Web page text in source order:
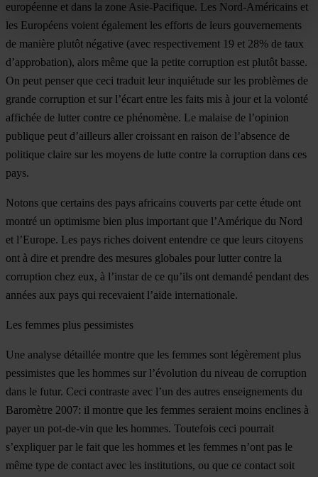
européenne et dans la zone Asie-Pacifique. Les Nord-Américains et
les Européens voient également les efforts de leurs gouvernements
de manière plutôt négative (avec respectivement 19 et 28% de taux
d’approbation), alors même que la petite corruption est plutôt basse.
On peut penser que ceci traduit leur inquiétude sur les problèmes de
grande corruption et sur l’écart entre les faits mis à jour et la volonté
affichée de lutter contre ce phénomène. Le malaise de l’opinion
publique peut d’ailleurs aller croissant en raison de l’absence de
politique claire sur les moyens de lutte contre la corruption dans ces
pays.
Notons que certains des pays africains couverts par cette étude ont
montré un optimisme bien plus important que l’Amérique du Nord
et l’Europe. Les pays riches doivent entendre ce que leurs citoyens
ont à dire et prendre des mesures globales pour lutter contre la
corruption chez eux, à l’instar de ce qu’ils ont demandé pendant des
années aux pays qui recevaient l’aide internationale.
Les femmes plus pessimistes
Une analyse détaillée montre que les femmes sont légèrement plus
pessimistes que les hommes sur l’évolution du niveau de corruption
dans le futur. Ceci contraste avec l’un des autres enseignements du
Baromètre 2007: il montre que les femmes seraient moins enclines à
payer un pot-de-vin que les hommes. Toutefois ceci pourrait
s’expliquer par le fait que les hommes et les femmes n’ont pas le
même type de contact avec les institutions, ou que ce contact soit